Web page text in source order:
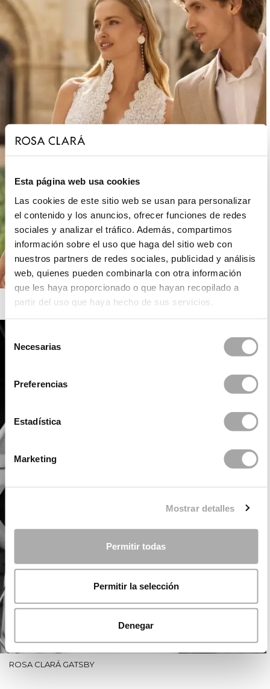
Esta página web usa cookies
Las cookies de este sitio web se usan para personalizar
el contenido y los anuncios, ofrecer funciones de redes
sociales y analizar el tráfico. Además, compartimos
información sobre el uso que haga del sitio web con
nuestros partners de redes sociales, publicidad y análisis
web, quienes pueden combinarla con otra información
que les haya proporcionado o que hayan recopilado a
partir del uso que haya hecho de sus servicios.
Necesarias
Preferencias
Estadística
Marketing
Mostrar detalles
Permitir todas
Permitir la selección
Denegar
ROSA CLARÁ BOHEME
ROSA CLARÁ GATSBY